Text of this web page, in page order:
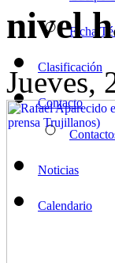
Ficha
Clasificación
Contacto
Noticias
Calendario
nivel
Jueves,